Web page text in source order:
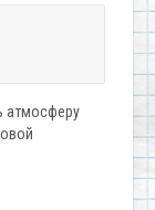
атмосферу